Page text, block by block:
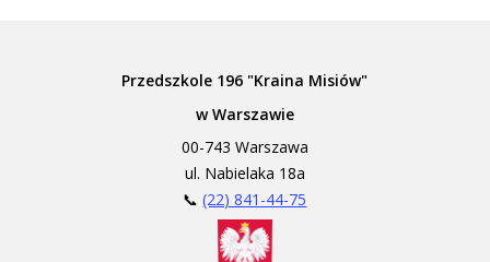
Przedszkole 196 "Kraina Misiów"
w Warszawie
00-743 Warszawa
ul. Nabielaka 18a
📞(22) 841-44-75